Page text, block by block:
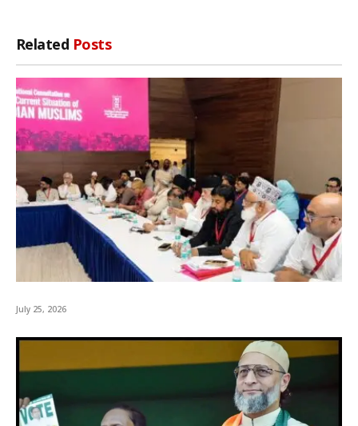
Related Posts
July 25, 2026